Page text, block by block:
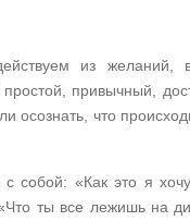
из желаний,
привычный,
осознать, что
собой: «Как это я
ты все лежишь на